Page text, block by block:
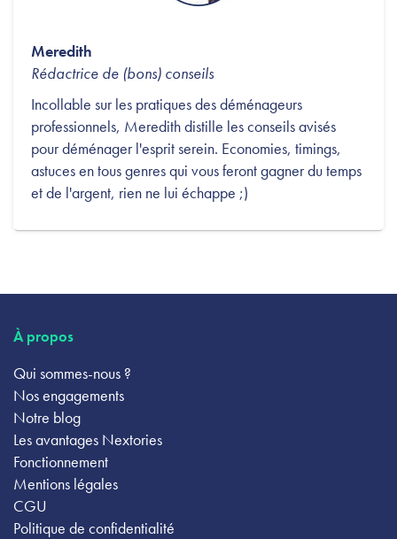
Meredith
Rédactrice de (bons) conseils
Incollable sur les pratiques des déménageurs
professionnels, Meredith distille les conseils avisés
pour déménager l'esprit serein. Economies, timings,
astuces en tous genres qui vous feront gagner du temps
et de l'argent, rien ne lui échappe ;)
À propos
Qui sommes-nous ?
Nos engagements
Notre blog
Les avantages Nextories
Fonctionnement
Mentions légales
CGU
Politique de confidentialité